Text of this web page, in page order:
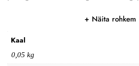
Näita rohkem
Kaal
0,05 kg